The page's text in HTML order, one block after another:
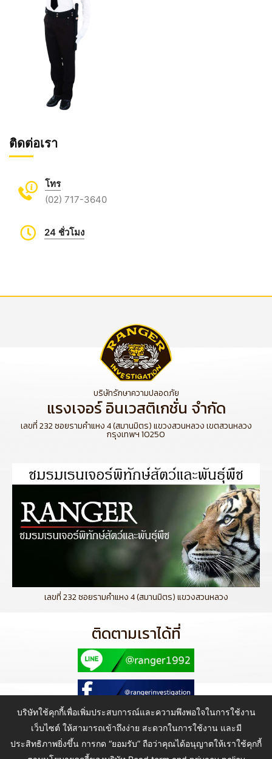
บริษัทใช้คุกกี้เพื่อเพิ่มประสบการณ์และความพึงพอใจในการใช้งาน
เว็บไซต์ ให้สามารถเข้าถึงง่าย สะดวกในการใช้งาน และมี
ประสิทธิภาพยิ่งขึ้น การกด “ยอมรับ” ถือว่าคุณได้อนุญาตให้เราใช้คุกกี้
ติดต่อเรา
โทร
(02) 717-3640
24 ชั่วโมง
บริษัทรักษาความปลอดภัย
แรงเจอร์ อินเวสติเกชั่น จำกัด
เลขที่ 232 ซอยรามคำแหง 4 (สมานมิตร) แขวงสวนหลวง เขตสวนหลวง
กรุงเทพฯ 10250
เลขที่ 232 ซอยรามคำแหง 4 (สมานมิตร) แขวงสวนหลวง
ติดตามเราได้ที่
Copyright © 2021 Ranger Investigation Guard Co., Ltd. All Rights